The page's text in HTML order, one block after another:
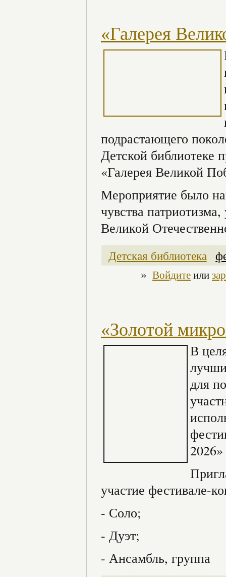
«Галерея
подрастающего
Детской библиотеке
«Галерея Великой
Мероприятие было
чувства
Великой
Детская библиотека
» Войдитеили
«Золотой
В
для
участие фестивале-
- Соло;
- Дуэт;
- Ансамбль, группа